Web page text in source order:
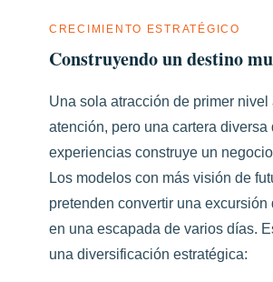
CRECIMIENTO ESTRATÉGICO
Construyendo un destino
Una sola atracción de primer nivel
atención, pero una cartera diversa
experiencias construye un
Los modelos con más visión de
pretenden convertir una excursión
en una escapada de varios días.
una diversificación estratégica: